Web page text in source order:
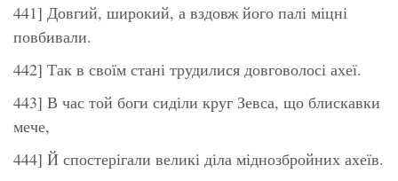
441] Довгий, широкий, а вздовж його палі міцні
повбивали.
442] Так в своїм стані трудилися довговолосі ахеї.
443] В час той боги сиділи круг Зевса, що блискавки
мече,
444] Й спостерігали великі діла міднозбройних ахеїв.